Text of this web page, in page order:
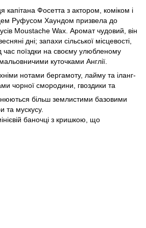
капітана Фосетта з актором, коміком і
Руфусом Хаундом призвела до
Moustache Wax. Аромат чудовий, він
дні; запахи сільської місцевості,
час поїздки на своєму улюбленому
куточками Англії.
нотами бергамоту, лайму та іланг-
чорної смородини, гвоздики та
більш землистими базовими
та мускусу.
баночці з кришкою, що